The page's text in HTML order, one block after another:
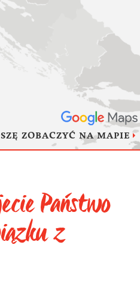
ZOBACZYĆ NA MAPIE
Państwo
z